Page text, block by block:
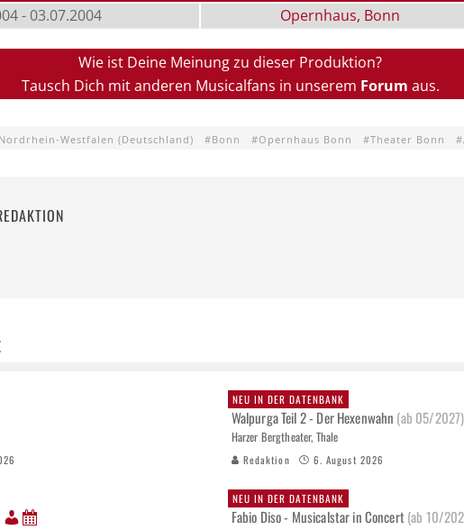
- 03.07.2004 Opernhaus, Bonn
Wie ist Deine Meinung zu dieser Produktion?
Tausch Dich mit anderen Musicalfans in unserem Forum aus.
Nordrhein-Westfalen (Deutschland) Bonn Opernhaus Bonn Theater Bonn
NEU IN DER DATENBANK
Walpurga Teil 2 - Der Hexenwahn (ab 05/2027)
Harzer Bergtheater, Thale
Redaktion 6. August 2026
NEU IN DER DATENBANK
Fabio Diso - Musicalstar in Concert(ab 10/